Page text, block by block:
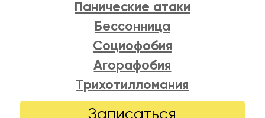
Панические атаки
Бессонница
Социофобия
Агорафобия
Трихотилломания